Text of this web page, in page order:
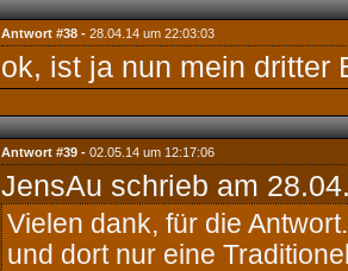
Antwort #38 - 28.04.14 um 22:03:03
ok, ist ja nun mein
Antwort #39 - 02.05.14 um 12:17:06
JensAu schrieb am
Vielen dank, für die
und dort nur eine